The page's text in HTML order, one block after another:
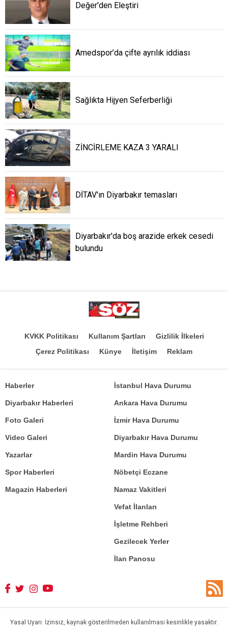
Değer'den Eleştiri
Amedspor’da çifte ayrılık iddiası
Sağlıkta Hijyen Seferberliği
ZİNCİRLEME KAZA 3 YARALI
DİTAV'ın Diyarbakır temasları
Diyarbakır'da boş arazide erkek cesedi
bulundu
KVKK Politikası Kullanım Şartları
Gizlilik İlkeleri
Çerez Politikası
Künye İletişim Reklam
Haberler
Diyarbakır Haberleri
Foto Galeri
Video Galeri
Yazarlar
İstanbul Hava Durumu
Ankara Hava Durumu
İzmir Hava Durumu
Diyarbakır Hava Durumu
Mardin Hava Durumu
Spor Haberleri
Magazin Haberleri
Nöbetçi Eczane
Namaz Vakitleri
Vefat İlanları
İşletme Rehberi
Gezilecek Yerler
İlan Panosu
Yasal Uyarı: İzinsiz, kaynak gösterilmeden kullanılması kesinlikle yasaktır.